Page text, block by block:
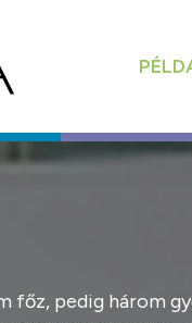
főz, pedig három